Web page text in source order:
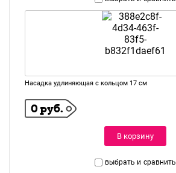
Насадка удлиняющая с кольцом 17 см
0 руб.
В корзину
выбрать и сравнить